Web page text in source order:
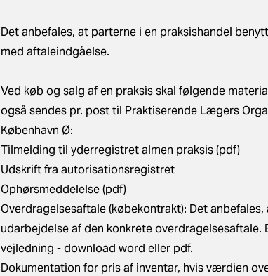
Det anbefales, at parterne i en praksishandel
med aftaleindgåelse.
Ved køb og salg af en praksis skal følgende
også sendes pr. post til Praktiserende Lægers
København Ø:
Tilmelding til yderregistret almen praksis (pdf)
Udskrift fra autorisationsregistret
Ophørsmeddelelse (pdf)
Overdragelsesaftale (købekontrakt): Det
udarbejdelse af den konkrete
vejledning - download word eller pdf.
Dokumentation for pris af inventar, hvis værdien